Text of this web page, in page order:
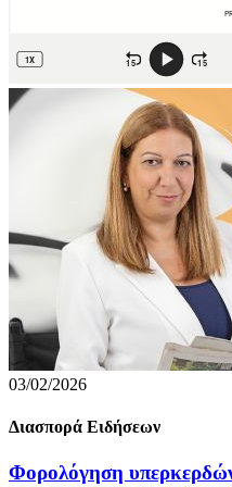
03/02/2026
Διασπορά Ειδήσεων
Φορολόγηση υπερκερδών